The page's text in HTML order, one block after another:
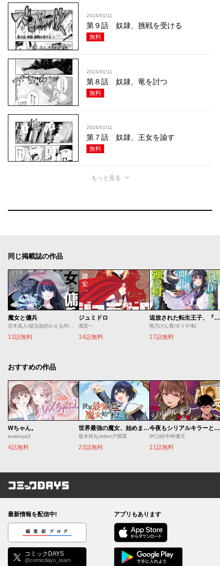
2024/01/11
第９話 奴隷、挑戦を受ける
無料
2024/01/11
第８話 奴隷、竜を討つ
無料
2024/01/11
第７話 奴隷、王女を諭す
無料
もっと見る
同じ掲載誌の作品
魔女と傭兵
13話無料
ジュミドロ
瀧宏一
14話無料
追放された転生王子、『自動製作』スキルで領地を爆速で開拓し最強の村を作ってしまう
熊乃げん骨/ダイチ/転
17話無料
おすすめの作品
Wちゃん。
terakoya3
4話無料
世界最強の魔女、始めました ～私だけ『攻略サイト』を見れる世界で自由に生きます～
坂木持丸/riritto/戸賀環
23話無料
今夜もシリアルキラーと待ち合わせ
伊口紺/中村優児
11話無料
コミックDAYS
最新情報を配信中!
編集部ブログ
コミックDAYS
@comicdays_team
アプリもあります